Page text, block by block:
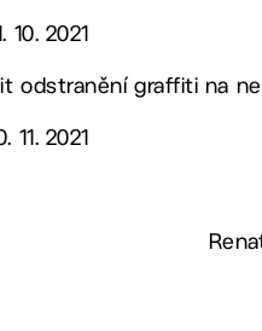
10. 2021
odstranění graffiti na
11. 2021